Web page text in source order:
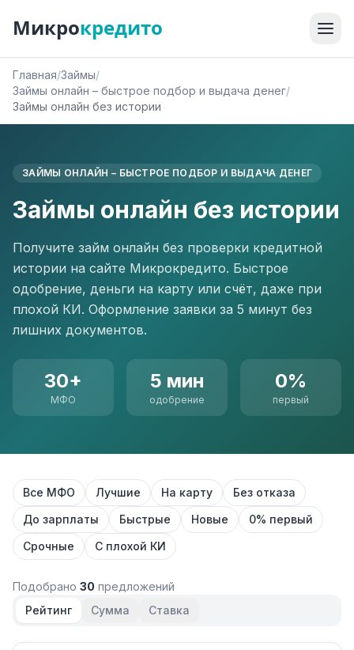
Микрокредито
Главная/Займы/
Займы онлайн – быстрое подбор и выдача денег/
Займы онлайн без истории
ЗАЙМЫ ОНЛАЙН – БЫСТРОЕ ПОДБОР И ВЫДАЧА ДЕНЕГ
Займы онлайн без истории
Получите займ онлайн без проверки кредитной
истории на сайте Микрокредито. Быстрое
одобрение, деньги на карту или счёт, даже при
плохой КИ. Оформление заявки за 5 минут без
лишних документов.
30+
МФО
5 мин
одобрение
0%
первый
Все МФО Лучшие На карту
Без отказа
До зарплаты
Быстрые Новые
0% первый
Срочные
С плохой КИ
Подобрано 30 предложений
Рейтинг
Сумма Ставка